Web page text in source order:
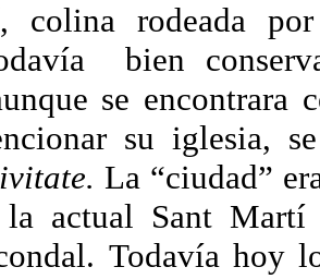
colina rodeada
bien
se encontrara
su iglesia,
La “ciudad”
la actual Sant
Todavía hoy